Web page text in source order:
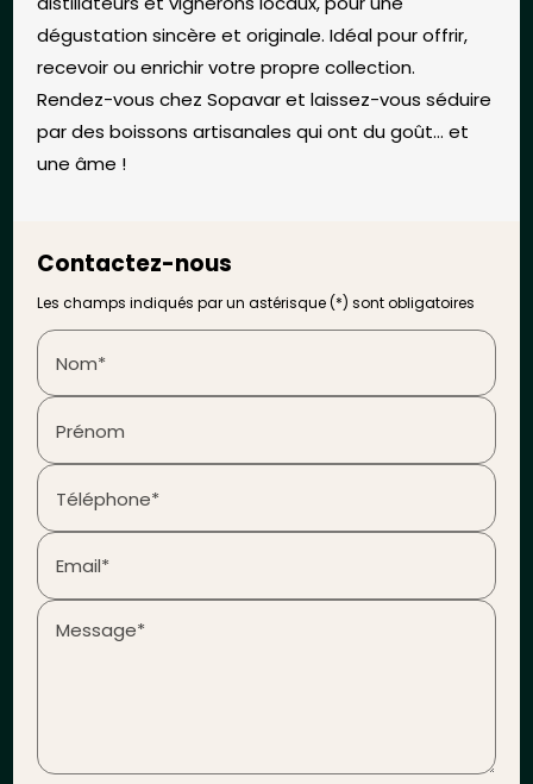
dégustation sincère et originale. Idéal pour offrir,
recevoir ou enrichir votre propre collection.
Rendez-vous chez Sopavar et laissez-vous séduire
par des boissons artisanales qui ont du goût… et
une âme !
Contactez-nous
Les champs indiqués par un astérisque (*) sont obligatoires
Nom*
Prénom
Téléphone*
Email*
Message*